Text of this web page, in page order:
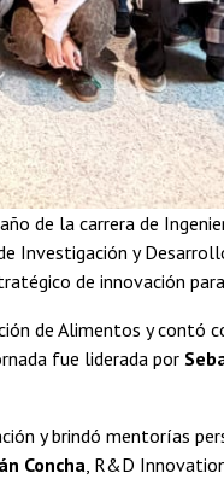
de la carrera de
Investigación y
de innovación
de Alimentos y contó
fue liderada por
y brindó mentorías
Concha , R&D